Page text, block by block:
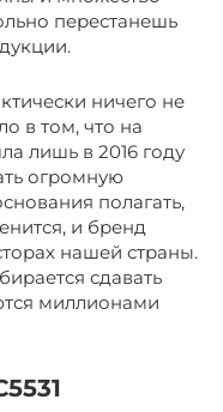
перестанешь
ничего не
в том, что на
лишь в 2016 году
огромную
полагать,
и бренд
нашей страны.
сдавать
миллионами